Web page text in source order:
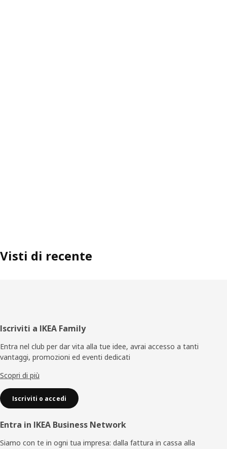
Visti di recente
Piè
di
pagina
Iscriviti a IKEA Family
Entra nel club per dar vita alla tue idee, avrai accesso a tanti
vantaggi, promozioni ed eventi dedicati
Scopri di più
Iscriviti o accedi
Entra in IKEA Business Network
Siamo con te in ogni tua impresa: dalla fattura in cassa alla